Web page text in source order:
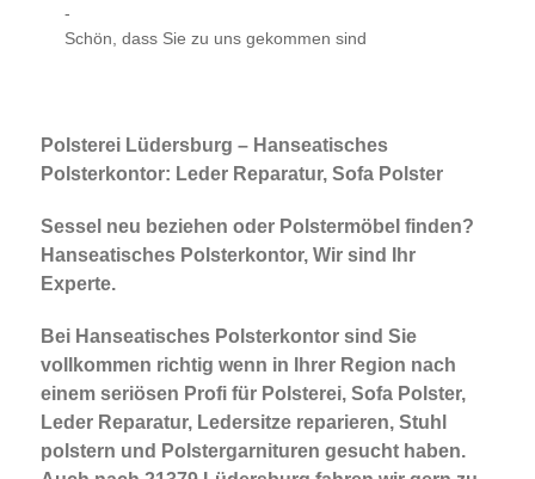
-
Schön, dass Sie zu uns gekommen sind
Polsterei Lüdersburg – Hanseatisches
Polsterkontor: Leder Reparatur, Sofa Polster
Sessel neu beziehen oder Polstermöbel finden?
Hanseatisches Polsterkontor, Wir sind Ihr
Experte.
Bei Hanseatisches Polsterkontor sind Sie
vollkommen richtig wenn in Ihrer Region nach
einem seriösen Profi für Polsterei, Sofa Polster,
Leder Reparatur, Ledersitze reparieren, Stuhl
polstern und Polstergarnituren gesucht haben.